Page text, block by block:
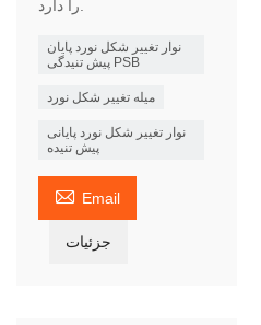
نوار تغییر شکل نورد پایان
پیش تنیدگی PSB
میله تغییر شکل نورد
نوار تغییر شکل نورد پایانی
پیش تنیده
 Email
جزئیات